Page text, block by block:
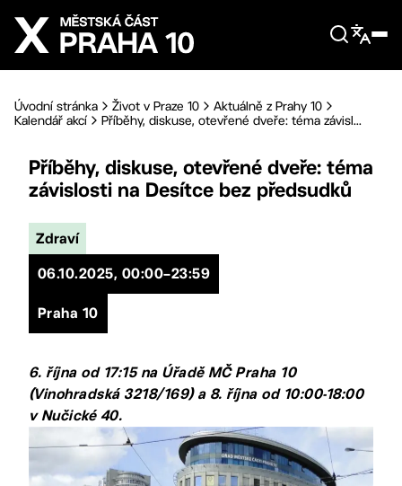
Přejít na hlavní obsah
Úvodní stránka Život v Praze 10
Aktuálně z Prahy 10
Kalendář akcí
Příběhy, diskuse, otevřené dveře: téma závisl...
Příběhy, diskuse, otevřené dveře: téma
závislosti na Desítce bez předsudků
Zdraví
06.10.2025, 00:00–23:59
Praha 10
6. října od 17:15 na Úřadě MČ Praha 10
(Vinohradská 3218/169) a 8. října od 10:00-18:00
v Nučické 40.